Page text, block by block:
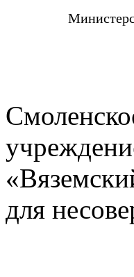
для